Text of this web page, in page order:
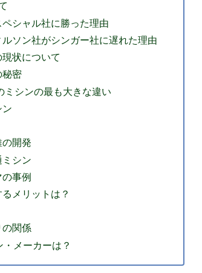
シャル社に勝った理由
ソン社がシンガー社に遅れた理由
状について
秘密
ミシンの最も大きな違い
ン
の開発
シン
事例
メリットは？
の関係
メーカーは？